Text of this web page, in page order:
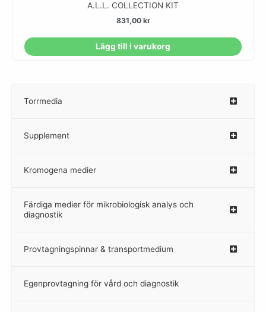
A.L.L. COLLECTION KIT
831,00 kr
Lägg till i varukorg
Torrmedia
–
Supplement
–
Kromogena medier
–
Färdiga medier för mikrobiologisk analys och
diagnostik
Provtagningspinnar & transportmedium
–
Egenprovtagning för vård och diagnostik
–